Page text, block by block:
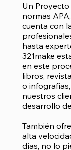
Un
normas
cuenta con
hasta
321make
en este
libros,
o
nuestros
desarrollo
También
alta
días, no lo